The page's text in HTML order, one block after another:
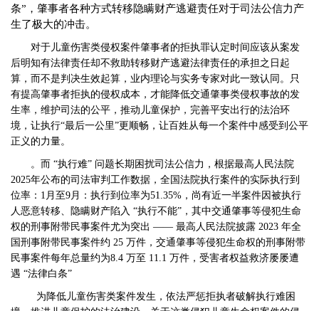
条”，肇事者各种方式转移隐瞒财产逃避责任对于司法公信力产
生了极大的冲击。
对于儿童伤害类侵权案件肇事者的拒执罪认定时间应该从案发
后明知有法律责任却不救助转移财产逃避法律责任的承担之日起
算，而不是判决生效起算，业内理论与实务专家对此一致认同。只
有提高肇事者拒执的侵权成本，才能降低交通肇事类侵权事故的发
生率，维护司法的公平，推动儿童保护，完善平安出行的法治环
境，让执行“最后一公里”更顺畅，让百姓从每一个案件中感受到公平
正义的力量。
。而 “执行难” 问题长期困扰司法公信力，根据最高人民法院
2025年公布的司法审判工作数据，全国法院执行案件的实际执行到
位率：1月至9月：执行到位率为51.35%，尚有近一半案件因被执行
人恶意转移、隐瞒财产陷入 “执行不能”，其中交通肇事等侵犯生命
权的刑事附带民事案件尤为突出 —— 最高人民法院披露 2023 年全
国刑事附带民事案件约 25 万件，交通肇事等侵犯生命权的刑事附带
民事案件每年总量约为8.4 万至 11.1 万件，受害者权益救济屡屡遭
遇 “法律白条”
为降低儿童伤害类案件发生，依法严惩拒执者破解执行难困